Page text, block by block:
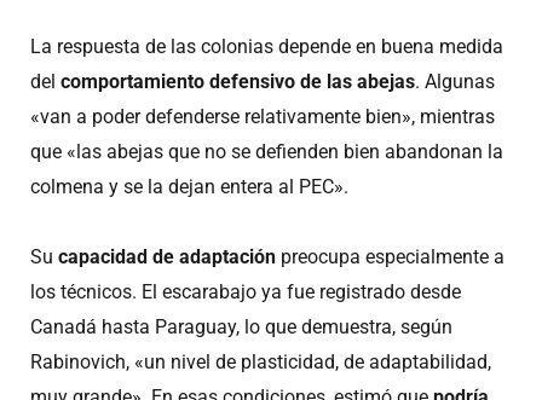
La respuesta de las colonias depende en buena medida
del comportamiento defensivo de las abejas. Algunas
«van a poder defenderse relativamente bien», mientras
que «las abejas que no se defienden bien abandonan la
colmena y se la dejan entera al PEC».
Su capacidad de adaptación preocupa especialmente a
los técnicos. El escarabajo ya fue registrado desde
Canadá hasta Paraguay, lo que demuestra, según
Rabinovich, «un nivel de plasticidad, de adaptabilidad,